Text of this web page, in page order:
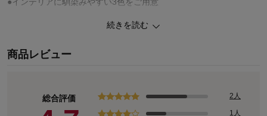
●インテリアに馴染みやすい3色をご用意
#カウンター #キッチン収納 #ダスト上収納 #ダストボックス
続きを読む
商品レビュー
総合評価 2人
1人